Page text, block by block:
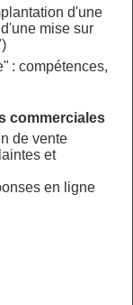
d'une
mise sur
: compétences,
commerciales
de vente
et
en ligne